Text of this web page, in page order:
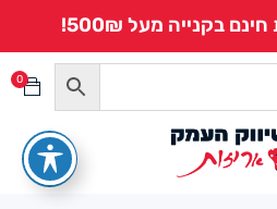
בקנייה מעל 500₪!
0